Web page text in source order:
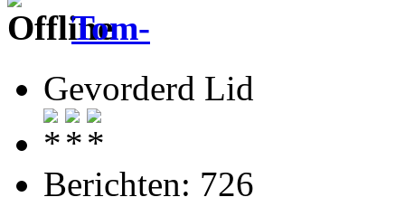
Tom-
Gevorderd Lid
Berichten: 726